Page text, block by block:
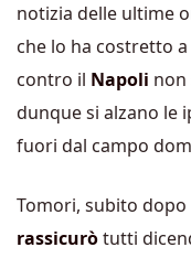
notizia delle ultime
che lo ha costretto
contro il Napoli non
dunque si alzano le
fuori dal campo
Tomori, subito
rassicuròtutti